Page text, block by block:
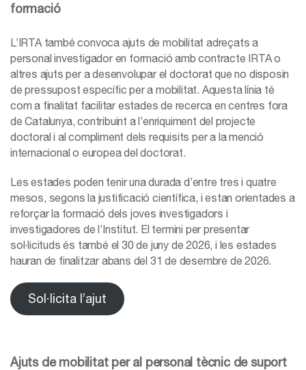
formació
L’IRTA també convoca ajuts de mobilitat adreçats a
personal investigador en formació amb contracte IRTA o
altres ajuts per a desenvolupar el doctorat que no disposin
de pressupost específic per a mobilitat. Aquesta línia té
com a finalitat facilitar estades de recerca en centres fora
de Catalunya, contribuint a l’enriquiment del projecte
doctoral i al compliment dels requisits per a la menció
internacional o europea del doctorat.
Les estades poden tenir una durada d’entre tres i quatre
mesos, segons la justificació científica, i estan orientades a
reforçar la formació dels joves investigadors i
investigadores de l’Institut. El termini per presentar
sol·licituds és també el 30 de juny de 2026, i les estades
hauran de finalitzar abans del 31 de desembre de 2026.
Sol·licita l’ajut
Ajuts de mobilitat per al personal tècnic de suport